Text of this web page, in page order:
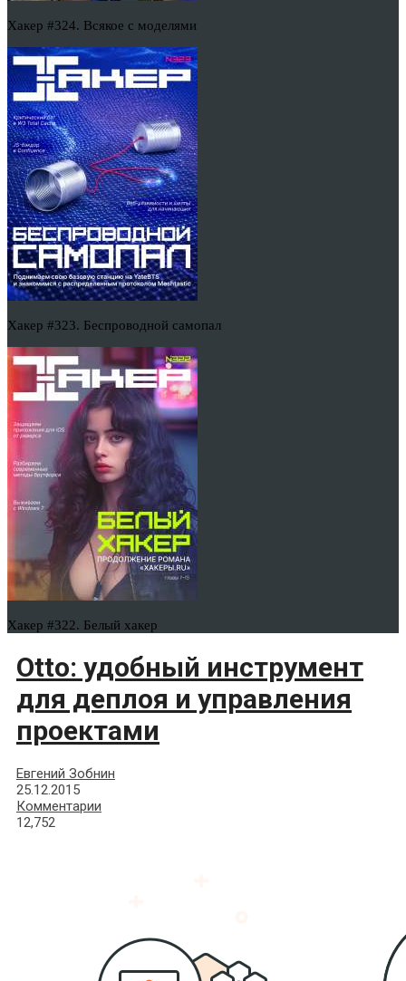
Хакер #324. Всякое с моделями
Хакер #323. Беспроводной самопал
Хакер #322. Белый хакер
Otto: удобный инструмент
для деплоя и управления
проектами
Евгений Зобнин
25.12.2015
Комментарии
12,752